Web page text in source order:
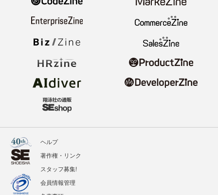
ヘルプ
著作権・リンク
スタッフ募集!
会員情報管理